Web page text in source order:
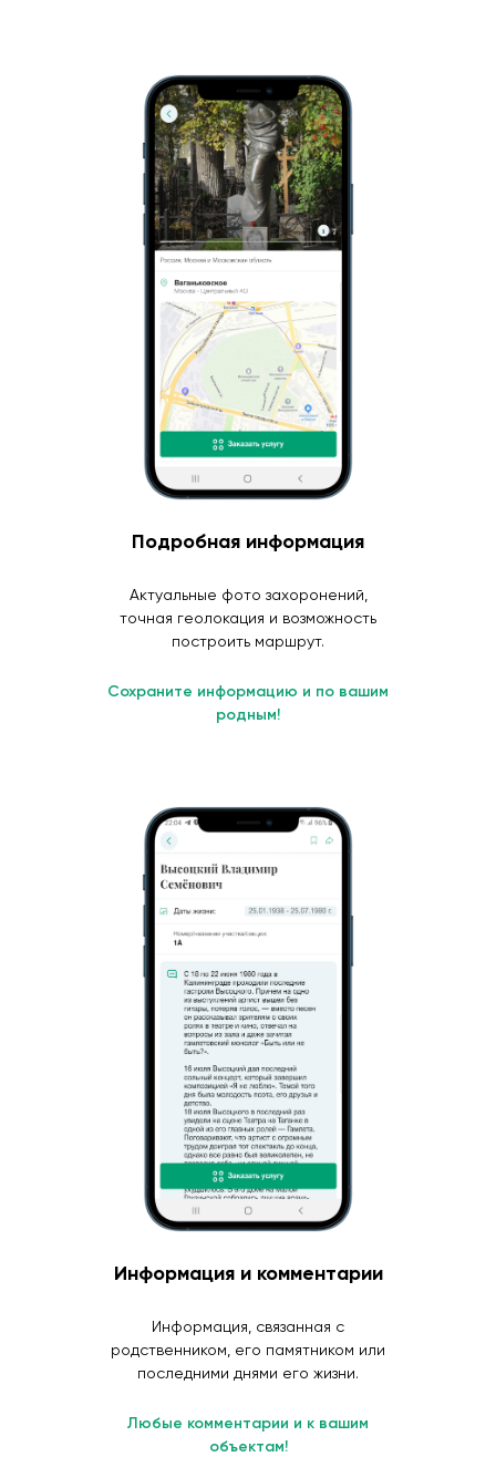
Подробная информация
Актуальные фото захоронений,
точная геолокация и возможность
построить маршрут.
Сохраните информацию и по вашим
родным!
Информация и комментарии
Информация, связанная с
родственником, его памятником или
последними днями его жизни.
Любые комментарии и к вашим
объектам!